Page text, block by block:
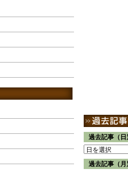
過去記事（日
過去記事（月